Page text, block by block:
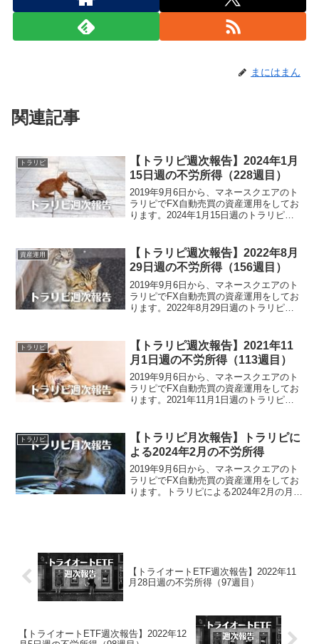
まにはまん
関連記事
トラリピ
【トラリピ週次報告】2024年1月
15日週の不労所得（228週目）
2019年9月6日から、マネースクエアのト
ラリピでFX自動売買の資産運用をしてお
ります。2024年1月15日週のトラリピに
は、938,513円でございました。トラリ...
資産運用
【トラリピ週次報告】2022年8月
29日週の不労所得（156週目）
2019年9月6日から、マネースクエアのト
ラリピでFX自動売買の資産運用をしてお
ります。2022年8月29日週のトラリピに
は、94,550円でございました。トラリ...
トラリピ
【トラリピ週次報告】2021年11
月1日週の不労所得（113週目）
2019年9月6日から、マネースクエアのト
ラリピでFX自動売買の資産運用をしてお
ります。2021年11月1日週のトラリピに
損益2,985,839円・預託証拠金...
トラリピ
【トラリピ月次報告】トラリピに
よる2024年2月の不労所得
2019年9月6日から、マネースクエアのト
ラリピでFX自動売買の資産運用をしてお
ります。トラリピによる2024年2月の月次
【トライオートETF週次報告】2022年11
月28日週の不労所得（97週目）
【トライオートETF週次報告】2022年12